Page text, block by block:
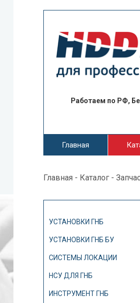
Работаем по РФ,
Главная
Главная - Каталог -
УСТАНОВКИ ГНБ
УСТАНОВКИ ГНБ БУ
СИСТЕМЫ ЛОКАЦИИ
НСУ ДЛЯ ГНБ
ИНСТРУМЕНТ ГНБ